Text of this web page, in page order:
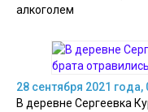
алкоголем
28 сентября 2021 года,
В деревне Сергеевка